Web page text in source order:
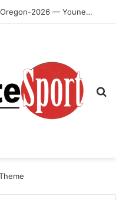
Championnats du monde U-20, Oregon-2026 — Younes Ayachi décroche la médaille d’or